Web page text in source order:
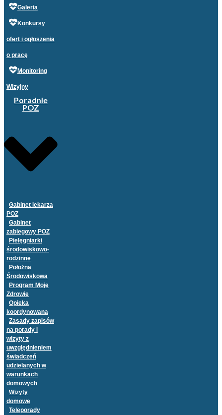
Galeria
Konkursy
ofert i ogłoszenia
o pracę
Monitoring
Wizyjny
Poradnie
POZ
Gabinet lekarza
POZ
Gabinet
zabiegowy POZ
Pielęgniarki
środowiskowo-
rodzinne
Położna
Środowiskowa
Program Moje
Zdrowie
Opieka
koordynowana
Zasady zapisów
na porady i
wizyty z
uwzględnieniem
świadczeń
udzielanych w
warunkach
domowych
Wizyty
domowe
Teleporady